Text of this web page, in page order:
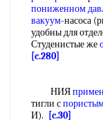
пониженном
вакуум-насоса
удобны для
Студенистые же
[c.280]
НИЯ
тигли с
И).
[c.30]